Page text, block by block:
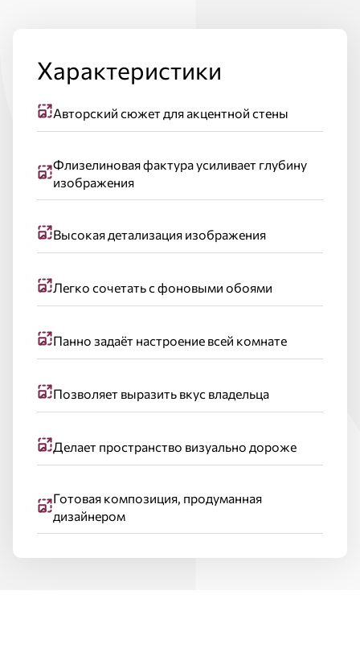
Характеристики
Авторский сюжет для акцентной стены
Флизелиновая фактура усиливает глубину
изображения
Высокая детализация изображения
Легко сочетать с фоновыми обоями
Панно задаёт настроение всей комнате
Позволяет выразить вкус владельца
Делает пространство визуально дороже
Готовая композиция, продуманная
дизайнером